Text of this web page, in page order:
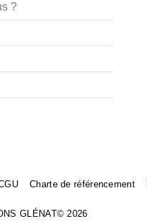
?
Charte de référencement
GLÉNAT© 2026